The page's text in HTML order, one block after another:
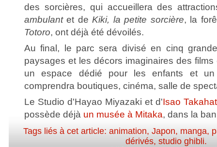
des sorcières, qui accueillera des
ambulantet deKiki, la petite sorcière, la
Totoro, ont déjà été dévoilés.
Au final, le parc sera divisé en cinq
paysages et les décors imaginaires des
un espace dédié pour les enfants et un
comprendra boutiques, cinéma, salle de
Le Studio d'Hayao Miyazaki et d'Isao
possède déjà un musée à Mitaka, dans la
Tags liés à cet article: animation, Japon, manga,
dérivés, studio ghibli.